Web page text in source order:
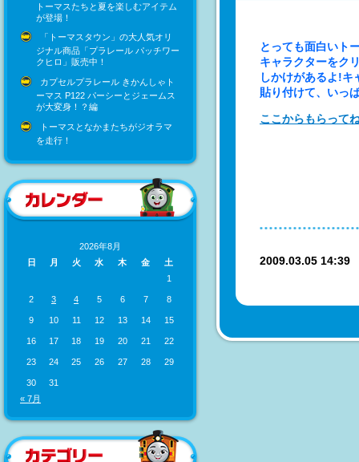
トーマスたちと夏を楽しむアイテム
が登場！
「トーマスタウン」の大人気オリ
ジナル商品「プラレール パッチワー
クヒロ」販売中！
カプセルプラレール きかんしゃト
ーマス P122 パーシーとジェームス
が大変身！？編
トーマスとなかまたちがジオラマ
を走行！
2026年8月
日
月 火 水 木 金
土
1
2 3 4 5 6 7 8
9 10 11 12 13 14 15
16 17 18 19 20 21 22
23 24 25 26 27 28 29
30
31
« 7月
とっても面白いト
キャラクターをク
しかけがあるよ!キ
貼り付けて、いっ
ここからもらって
2009.03.05